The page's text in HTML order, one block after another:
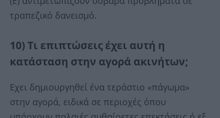
τραπεζικό δανεισμό.
10) Τι επιπτώσεις έχει αυτή η
κατάσταση στην αγορά ακινήτων;
Εχει δημιουργηθεί ένα τεράστιο «πάγωμα»
στην αγορά, ειδικά σε περιοχές όπου